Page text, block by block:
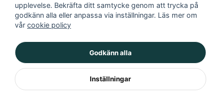
Muffinsform, guld, 12-pack
29 kr
LÄGG I VARUKORGEN
Cake topper, Grattis, guld
39 kr
upplevelse. Bekräfta ditt samtycke genom att trycka på
godkänn alla eller anpassa via inställningar. Läs mer om
vår cookie policy
Godkänn alla
Inställningar